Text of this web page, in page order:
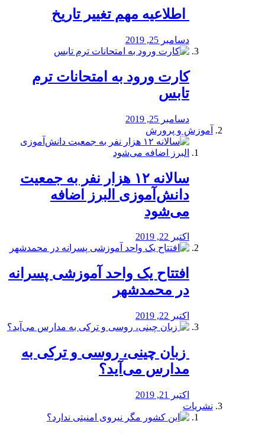
️ اطلاعیه مهم تغییر تاریخ
دسامبر 25, 2019
کارت ورود به امتحانات ترم
تابس
دسامبر 25, 2019
آموزش و پرورش
️سالانه ۱۲ هزار نفر به جمعیت
دانش‌آموزی البرز اضافه
می‌شود
اکتبر 22, 2019
افتتاح یک واحد آموزشی پسرانه
در محمدشهر
اکتبر 22, 2019
️ زبان چینی، روسی و ترکی به
مدارس می‌آید؟
اکتبر 21, 2019
نشریات